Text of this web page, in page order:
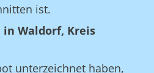
ist.
Waldorf, Kreis
unterzeichnet haben,